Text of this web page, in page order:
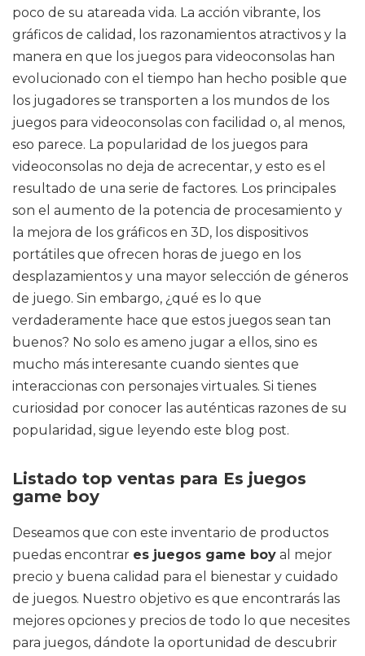
poco de su atareada vida. La acción vibrante, los
gráficos de calidad, los razonamientos atractivos y la
manera en que los juegos para videoconsolas han
evolucionado con el tiempo han hecho posible que
los jugadores se transporten a los mundos de los
juegos para videoconsolas con facilidad o, al menos,
eso parece. La popularidad de los juegos para
videoconsolas no deja de acrecentar, y esto es el
resultado de una serie de factores. Los principales
son el aumento de la potencia de procesamiento y
la mejora de los gráficos en 3D, los dispositivos
portátiles que ofrecen horas de juego en los
desplazamientos y una mayor selección de géneros
de juego. Sin embargo, ¿qué es lo que
verdaderamente hace que estos juegos sean tan
buenos? No solo es ameno jugar a ellos, sino es
mucho más interesante cuando sientes que
interaccionas con personajes virtuales. Si tienes
curiosidad por conocer las auténticas razones de su
popularidad, sigue leyendo este blog post.
Listado top ventas para Es juegos
game boy
Deseamos que con este inventario de productos
puedas encontrar es juegos game boy al mejor
precio y buena calidad para el bienestar y cuidado
de juegos. Nuestro objetivo es que encontrarás las
mejores opciones y precios de todo lo que necesites
para juegos, dándote la oportunidad de descubrir